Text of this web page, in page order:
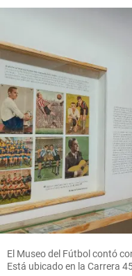
El Museo del Fútbol contó
Está ubicado en la Carrera